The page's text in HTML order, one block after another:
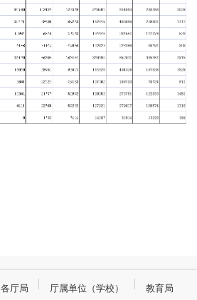
各厅局 厅属单位（学校） 教育局